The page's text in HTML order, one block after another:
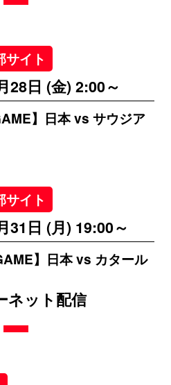
サイト
28日 (金) 2:00～
】日本 vs サウジア
サイト
31日 (月) 19:00～
】日本 vs カタール
ネット配信